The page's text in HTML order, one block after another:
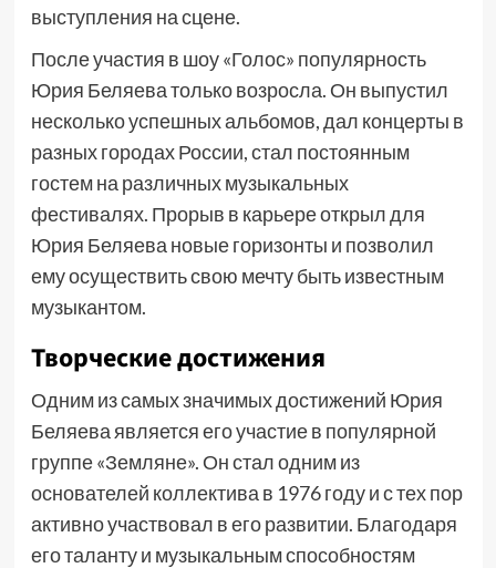
выступления на сцене.
После участия в шоу «Голос» популярность
Юрия Беляева только возросла. Он выпустил
несколько успешных альбомов, дал концерты в
разных городах России, стал постоянным
гостем на различных музыкальных
фестивалях. Прорыв в карьере открыл для
Юрия Беляева новые горизонты и позволил
ему осуществить свою мечту быть известным
музыкантом.
Творческие достижения
Одним из самых значимых достижений Юрия
Беляева является его участие в популярной
группе «Земляне». Он стал одним из
основателей коллектива в 1976 году и с тех пор
активно участвовал в его развитии. Благодаря
его таланту и музыкальным способностям